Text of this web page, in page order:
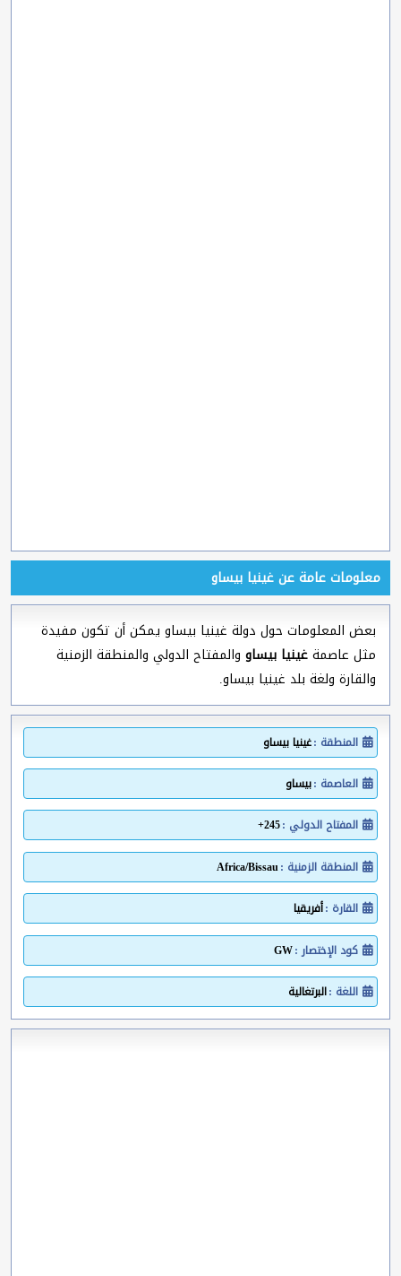
معلومات عامة عن غينيا بيساو
بعض المعلومات حول دولة غينيا بيساو يمكن أن تكون مفيدة
مثل عاصمةغينيا بيساو والمفتاح الدولي والمنطقة الزمنية
والقارة ولغة بلد غينيا بيساو.
المنطقة :غينيا بيساو
العاصمة :بيساو
المفتاح الدولي :245+
المنطقة الزمنية :Africa/Bissau
القارة :أفريقيا
كود الإختصار :GW
اللغة :البرتغالية